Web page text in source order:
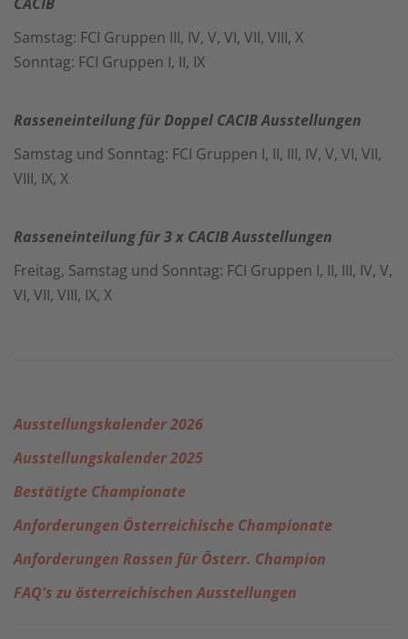
Samstag: FCI Gruppen III, IV, V, VI, VII, VIII, X
Sonntag: FCI Gruppen I, II, IX
Rasseneinteilung für Doppel CACIB Ausstellungen
Samstag und Sonntag: FCI Gruppen I, II, III, IV, V, VI, VII,
VIII, IX, X
Rasseneinteilung für 3 x CACIB Ausstellungen
Freitag, Samstag und Sonntag: FCI Gruppen I, II, III, IV, V,
VI, VII, VIII, IX, X
Ausstellungskalender 2026
Ausstellungskalender 2025
Bestätigte Championate
Anforderungen Österreichische Championate
Anforderungen Rassen für Österr. Champion
FAQ's zu österreichischen Ausstellungen